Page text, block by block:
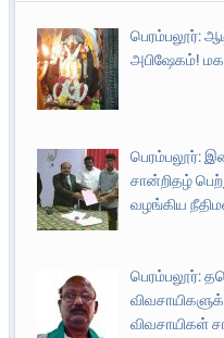
பெரம்பலூர்:
அபிஷேகம்!
பெரம்பலூர்:
சான்றிதழ்
வழங்கிய
பெரம்பலூர்:
விவசாயிகள்